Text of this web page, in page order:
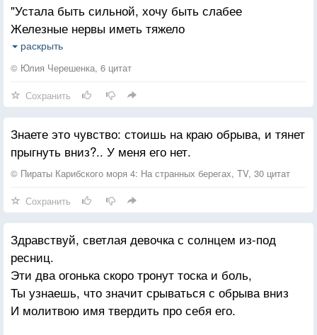
"Устала быть сильной, хочу быть слабее
Железные нервы иметь тяжело
Ведь слабых по жизни — обычно жалеют,
А сильных с обрывов толкают назло
Устала быть мудрой, решая проблемы —
Совсем не свои, а каких-то людей
Дай, Господи, силы заполнить пробелы —
Начать наконец-то жить жизнью своей
С утра с телефонов — десятки звонков
А нужно ли мне это? Мне это нужно —
Быть мудрой овцою при стаде волков?
Устала, нет силы Все просто - Достали!
На хрупкие плечи свалили свой воз
Я б рада помочь, но ведь я — не из стали!
раскрыть
© Юлия Черешенка, 6 цитат
Сохранить
Знаете это чувство: стоишь на краю обрыва, и тянет
прыгнуть вниз?.. У меня его нет.
© Пираты Карибского моря 4: На странных берегах, TV, 30 цитат
Сохранить
Здравствуй, светлая девочка с солнцем из-под
ресниц.
Эти два огонька скоро тронут тоска и боль,
Ты узнаешь, что значит срываться с обрыва вниз
И молитвою имя твердить про себя его.